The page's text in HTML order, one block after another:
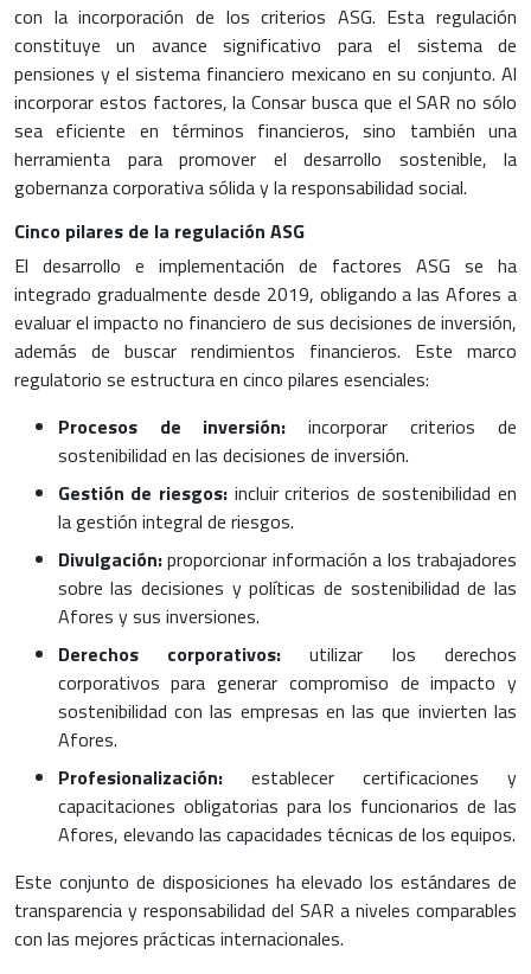
con la incorporación de los criterios ASG. Esta regulación
constituye un avance significativo para el sistema de
pensiones y el sistema financiero mexicano en su conjunto. Al
incorporar estos factores, la Consar busca que el SAR no sólo
sea eficiente en términos financieros, sino también una
herramienta para promover el desarrollo sostenible, la
gobernanza corporativa sólida y la responsabilidad social.
Cinco pilares de la regulación ASG
El desarrollo e implementación de factores ASG se ha
integrado gradualmente desde 2019, obligando a las Afores a
evaluar el impacto no financiero de sus decisiones de inversión,
además de buscar rendimientos financieros. Este marco
regulatorio se estructura en cinco pilares esenciales:
Procesos de inversión: incorporar criterios de
sostenibilidad en las decisiones de inversión.
Gestión de riesgos: incluir criterios de sostenibilidad en
la gestión integral de riesgos.
Divulgación:proporcionar información a los trabajadores
sobre las decisiones y políticas de sostenibilidad de las
Afores y sus inversiones.
Derechos corporativos: utilizar los derechos
corporativos para generar compromiso de impacto y
sostenibilidad con las empresas en las que invierten las
Afores.
Profesionalización:establecer certificaciones y
capacitaciones obligatorias para los funcionarios de las
Afores, elevando las capacidades técnicas de los equipos.
Este conjunto de disposiciones ha elevado los estándares de
transparencia y responsabilidad del SAR a niveles comparables
con las mejores prácticas internacionales.